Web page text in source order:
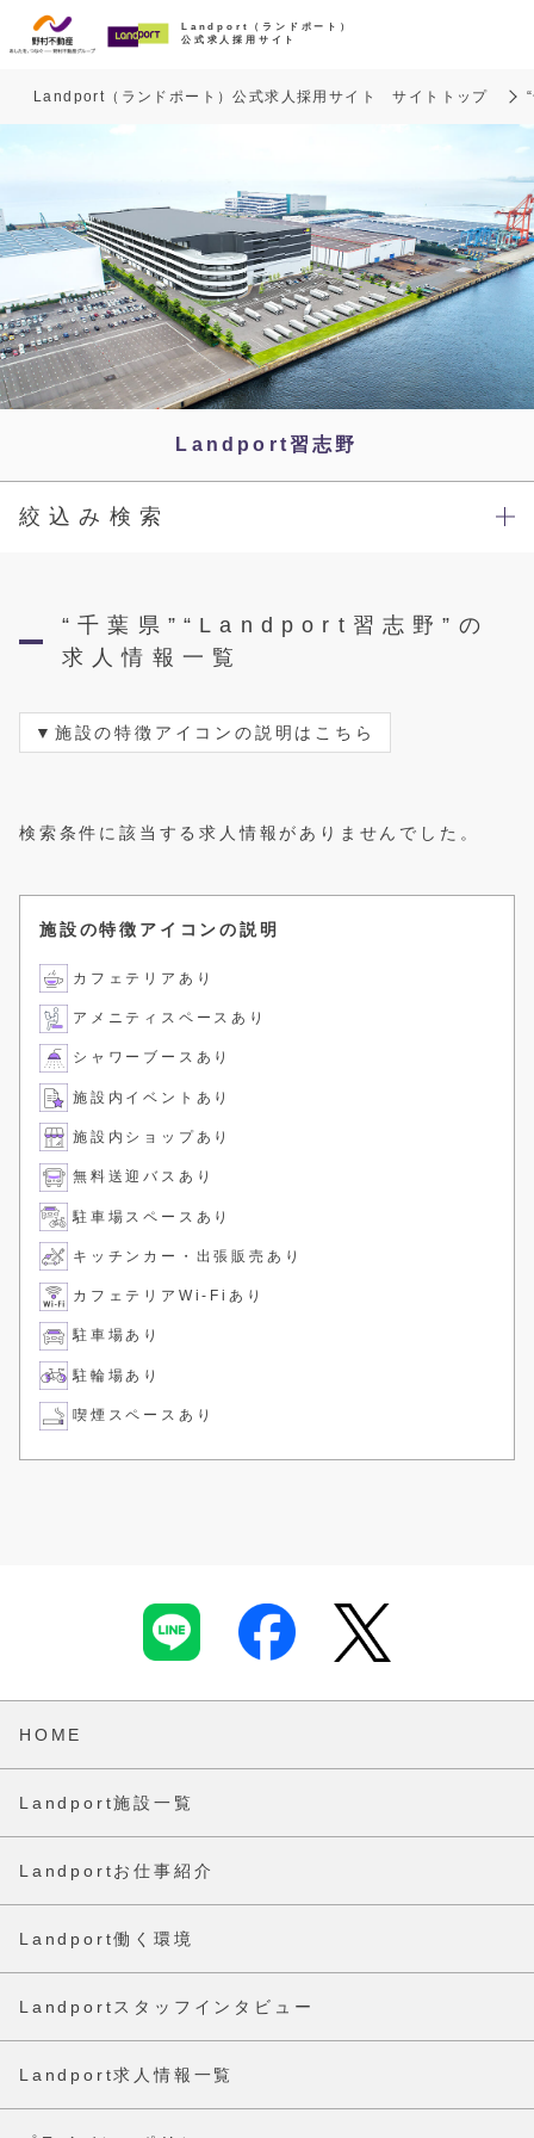
Landport（ランドポート）
公式求人採用サイト
Landport（ランドポート）公式求人採用サイト サイトトップ
Landport習志野
絞込み検索
“千葉県”“Landport習志野”の
求人情報一覧
施設の特徴アイコンの説明はこちら
検索条件に該当する求人情報がありませんでした。
施設の特徴アイコンの説明
カフェテリアあり
アメニティスペースあり
シャワーブースあり
施設内イベントあり
施設内ショップあり
無料送迎バスあり
駐車場スペースあり
キッチンカー・出張販売あり
カフェテリアWi-Fiあり
駐車場あり
駐輪場あり
喫煙スペースあり
HOME
Landport施設一覧
Landportお仕事紹介
Landport働く環境
Landportスタッフインタビュー
Landport求人情報一覧